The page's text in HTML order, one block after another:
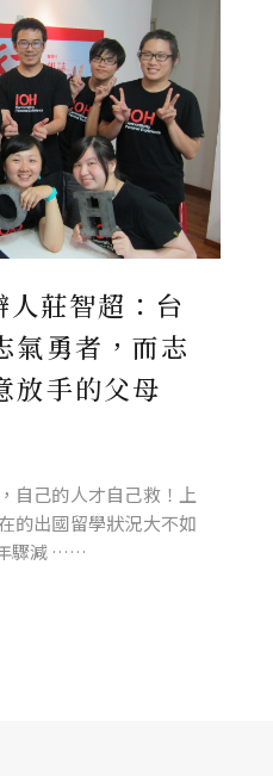
莊智超：台
氣勇者，而志
放手的父母
自己的人才自己救！上
的出國留學狀況大不如
驟減 ……